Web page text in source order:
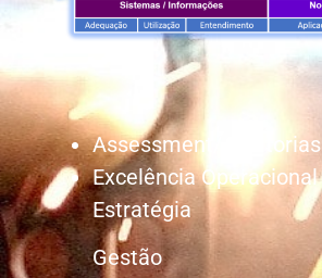
Assessment/Auditorias
Excelência Operacional
Estratégia
Gestão